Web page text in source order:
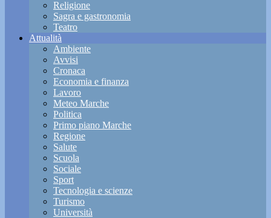
Religione
Sagra e gastronomia
Teatro
Attualità
Ambiente
Avvisi
Cronaca
Economia e finanza
Lavoro
Meteo Marche
Politica
Primo piano Marche
Regione
Salute
Scuola
Sociale
Sport
Tecnologia e scienze
Turismo
Università